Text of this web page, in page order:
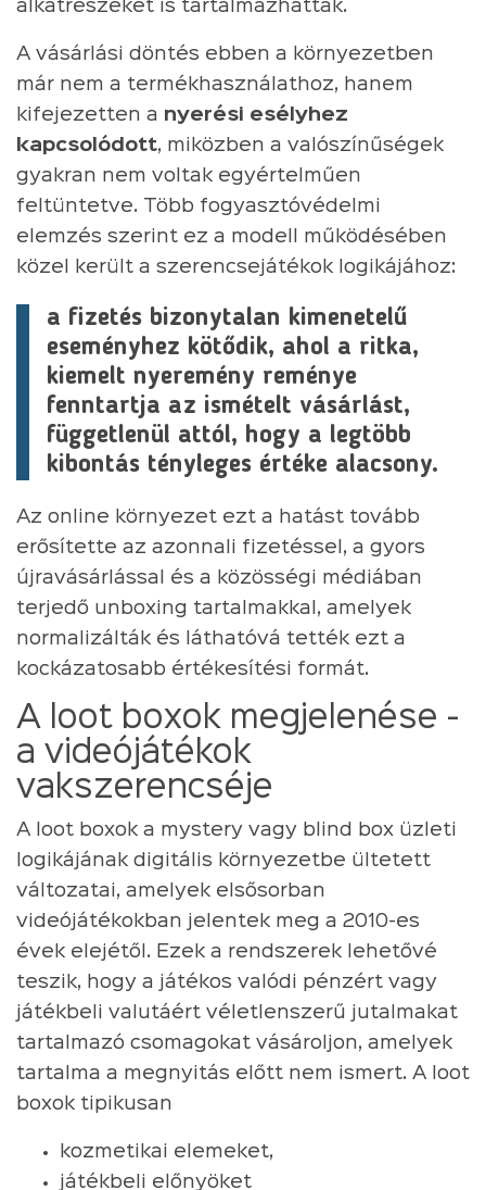
alkatrészeket is tartalmazhattak.
A vásárlási döntés ebben a környezetben
már nem a termékhasználathoz, hanem
kifejezetten a nyerési esélyhez
kapcsolódott, miközben a valószínűségek
gyakran nem voltak egyértelműen
feltüntetve. Több fogyasztóvédelmi
elemzés szerint ez a modell működésében
közel került a szerencsejátékok logikájához:
a fizetés bizonytalan kimenetelű
eseményhez kötődik, ahol a ritka,
kiemelt nyeremény reménye
fenntartja az ismételt vásárlást,
függetlenül attól, hogy a legtöbb
kibontás tényleges értéke alacsony.
Az online környezet ezt a hatást tovább
erősítette az azonnali fizetéssel, a gyors
újravásárlással és a közösségi médiában
terjedő unboxing tartalmakkal, amelyek
normalizálták és láthatóvá tették ezt a
kockázatosabb értékesítési formát.
A loot boxok megjelenése -
a videójátékok
vakszerencséje
A loot boxok a mystery vagy blind box üzleti
logikájának digitális környezetbe ültetett
változatai, amelyek elsősorban
videójátékokban jelentek meg a 2010-es
évek elejétől. Ezek a rendszerek lehetővé
teszik, hogy a játékos valódi pénzért vagy
játékbeli valutáért véletlenszerű jutalmakat
tartalmazó csomagokat vásároljon, amelyek
tartalma a megnyitás előtt nem ismert. A loot
boxok tipikusan
kozmetikai elemeket,
játékbeli előnyöket